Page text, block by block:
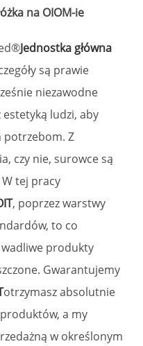
na OIOM-ie
Jednostka główna
są prawie
niezawodne
estetyką ludzi, aby
potrzebom. Z
czy nie, surowce są
W tej pracy
, poprzez warstwy
to co
produkty
Gwarantujemy
otrzymasz absolutnie
a my
w określonym